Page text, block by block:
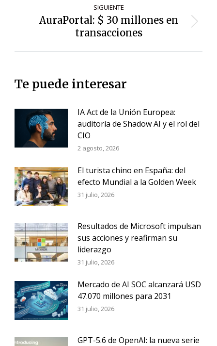
SIGUIENTE
Siguiente
entrada:
AuraPortal: $ 30 millones en
transacciones
Te puede interesar
IA Act de la Unión Europea:
auditoría de Shadow AI y el rol del
CIO
2 agosto, 2026
El turista chino en España: del
efecto Mundial a la Golden Week
31 julio, 2026
Resultados de Microsoft impulsan
sus acciones y reafirman su
liderazgo
31 julio, 2026
Mercado de AI SOC alcanzará USD
47.070 millones para 2031
31 julio, 2026
GPT-5.6 de OpenAI: la nueva serie